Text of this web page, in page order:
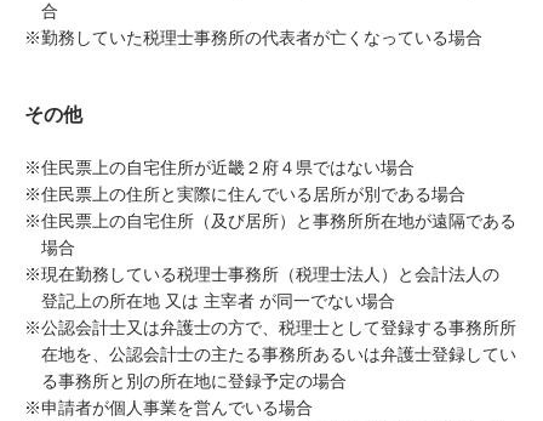
合
※勤務していた税理士事務所の代表者が亡くなっている場合
その他
※住民票上の自宅住所が近畿２府４県ではない場合
※住民票上の住所と実際に住んでいる居所が別である場合
※住民票上の自宅住所（及び居所）と事務所所在地が遠隔である
場合
※現在勤務している税理士事務所（税理士法人）と会計法人の
登記上の所在地 又は 主宰者 が同一でない場合
※公認会計士又は弁護士の方で、税理士として登録する事務所所
在地を、公認会計士の主たる事務所あるいは弁護士登録してい
る事務所と別の所在地に登録予定の場合
※申請者が個人事業を営んでいる場合